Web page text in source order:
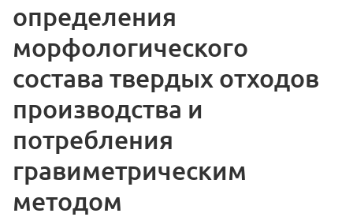
определения
морфологического
состава твердых отходов
производства и
потребления
гравиметрическим
методом